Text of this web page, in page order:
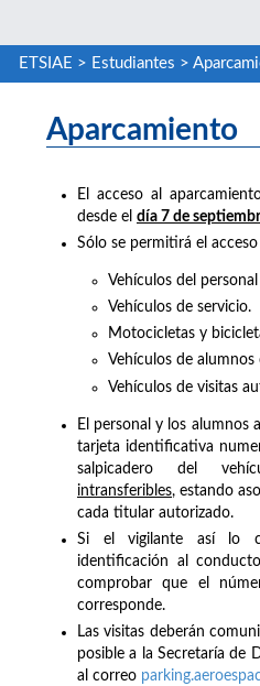
ETSIAE > Estudiantes >
Aparcamiento
El acceso al
desde el día 7 de
Sólo se permitirá el acceso
Vehículos del
Vehículos de servicio.
Motocicletas y
Vehículos de
Vehículos de visitas
El personal y los alumnos
tarjeta identificativa
salpicadero del
intransferibles, estando
cada titular autorizado.
Si el vigilante así lo
identificación al
comprobar que el
corresponde.
Las visitas deberán
posible a la Secretaría de
al correo